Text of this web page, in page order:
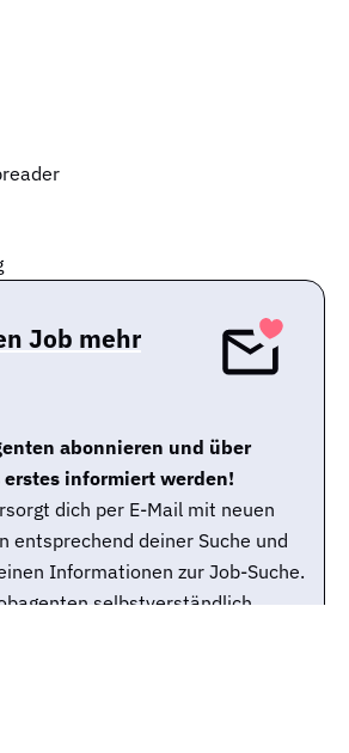
Job mehr
abonnieren und über
informiert werden!
dich per E-Mail mit neuen
entsprechend deiner Suche und
Informationen zur Job-Suche.
selbstverständlich